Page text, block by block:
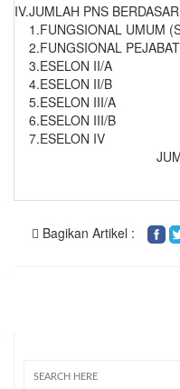
IV.JUMLAH PNS
1.FUNGSIONAL UMUM
2.FUNGSIONAL
3.ESELON II/A
4.ESELON II/B
5.ESELON III/A
6.ESELON III/B
7.ESELON IV
Bagikan Artikel :